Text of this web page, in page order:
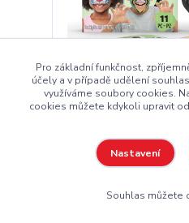
Snazaroo sada
Skladem
Pro základní funkčnost,
účely a v případě udělení
využíváme soubory cookies.
cookies můžete kdykoli upravit
Nastavení
Souhlas můžete